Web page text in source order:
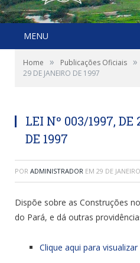
MENU
Home » Publicações Oficiais »
29 DE JANEIRO DE 1997
LEI Nº 003/1997, DE
DE 1997
POR ADMINISTRADOR EM 29 DE
Dispõe sobre as Construções
do Pará, e dá outras
Clique aqui para visualizar